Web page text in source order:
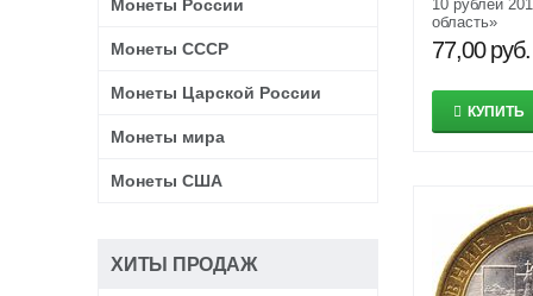
10 рублей
область»
77,00 руб.
КУПИТЬ
Монеты России
Монеты СССР
Монеты Царской России
Монеты мира
Монеты США
ХИТЫ ПРОДАЖ